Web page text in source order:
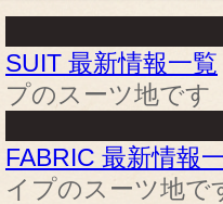
SUIT 最新情報一覧
プのスーツ地です
FABRIC 最新情報
イプのスーツ地で